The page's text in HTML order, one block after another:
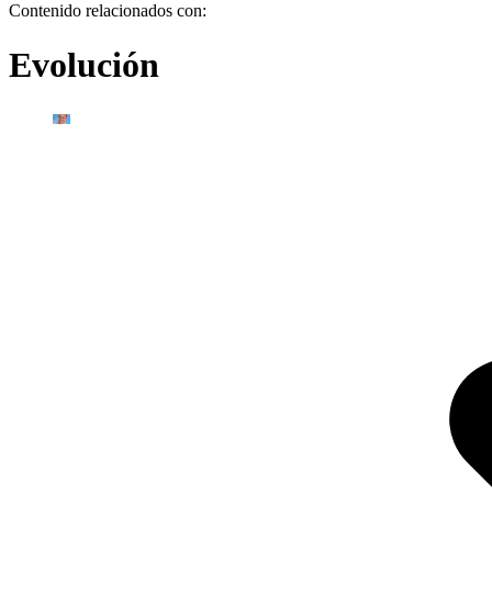
Contenido relacionados con:
Evolución